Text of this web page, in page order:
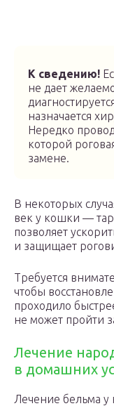
К сведению!
не дает
назначается
Нередко
которой
замене.
В некоторых
век у кошки —
позволяет
и защищает
Требуется
чтобы
проходило
не может пройти
Лечение
в домашних
Лечение бельма у